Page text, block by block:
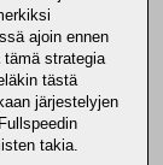
ajoin ennen
tämä strategia
tästä
järjestelyjen
takia.